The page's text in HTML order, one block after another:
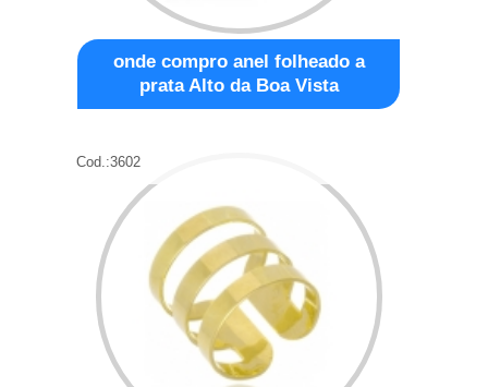
onde compro anel folheado a
prata Alto da Boa Vista
Cod.:3602